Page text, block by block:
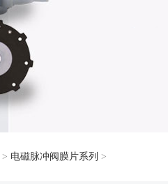
> 电磁脉冲阀膜片系列 >